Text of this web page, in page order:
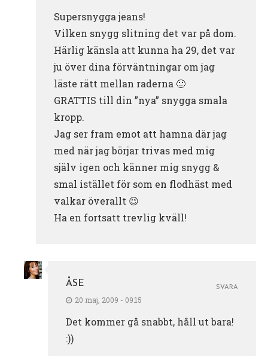
Supersnygga jeans!
Vilken snygg slitning det var på dom.
Härlig känsla att kunna ha 29, det var
ju över dina förväntningar om jag
läste rätt mellan raderna 🙂
GRATTIS till din ”nya” snygga smala
kropp.
Jag ser fram emot att hamna där jag
med när jag börjar trivas med mig
själv igen och känner mig snygg &
smal istället för som en flodhäst med
valkar överallt 😉
Ha en fortsatt trevlig kväll!
ÅSE
20 maj, 2009 - 09:15
Det kommer gå snabbt, håll ut bara!
:))
SVARA